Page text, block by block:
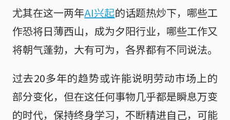
尤其在这一两年AI兴起的话题热炒下，哪些工
作恐将日薄西山，成为夕阳行业，哪些工作又
将朝气蓬勃，大有可为，各界都有不同说法。
过去20多年的趋势或许能说明劳动市场上的
部分变化，但在这任何事物几乎都是瞬息万变
的时代，保持终身学习，不断精进自己，可能